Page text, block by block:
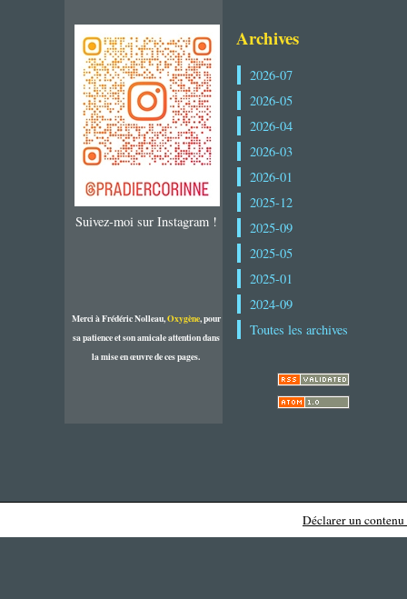
Suivez-moi sur Instagram !
Merci à Frédéric Nolleau,Oxygène, pour
sa patience et son amicale attention dans
la mise en œuvre de ces pages.
Archives
2026-07
2026-05
2026-04
2026-03
2026-01
2025-12
2025-09
2025-05
2025-01
2024-09
Toutes les archives
Déclarer un